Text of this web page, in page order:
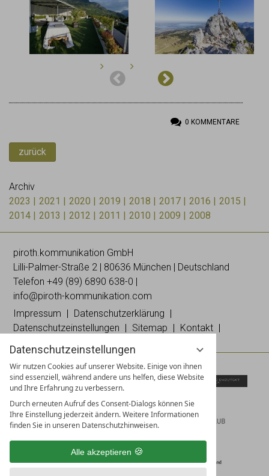
Datenschutzeinstellungen
Wir nutzen Cookies auf unserer Website. Einige von ihnen
sind essenziell, während andere uns helfen, diese Website
und Ihre Erfahrung zu verbessern.
Durch erneuten Aufruf des Consent-Dialogs können Sie
Ihre Einstellung jederzeit ändern. Weitere Informationen
finden Sie in unseren Datenschutzhinweisen.
Alle akzeptieren
0 KOMMENTARE
zurück
Archiv
2023
2021 2020 2019 2018 2017 2016
2015
2014
2013 2012 2011 2010 2009 2008
piroth.kommunikation GmbH
Lilli-Palmer-Straße 2 | 80636 München | Deutschland
Telefon +49 (89) 6890 638-0
info@piroth-kommunikation.com
Impressum
Datenschutzerklärung
Datenschutzeinstellungen
Sitemap Kontakt